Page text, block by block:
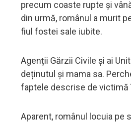
precum coaste rupte și
din urmă, românul a murit
fiul fostei sale iubite.
Agenții Gărzii Civile și ai
deținutul și mama sa.
faptele descrise de victimă
Aparent, românul locuia pe